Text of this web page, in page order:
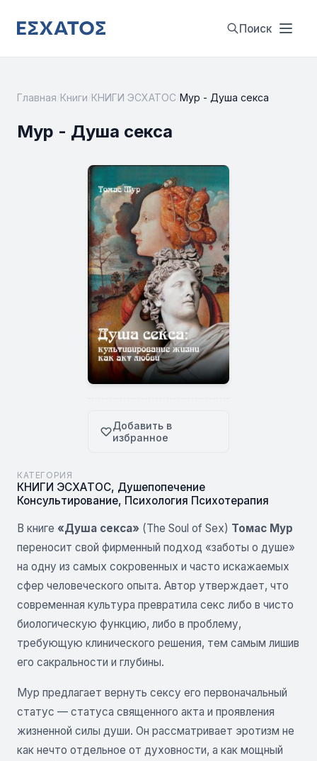
Поиск
Главная Книги КНИГИ ЭСХАТОС Мур - Душа секса
Мур - Душа секса
Добавить в
избранное
КАТЕГОРИЯ
КНИГИ ЭСХАТОС, Душепопечение
Консультирование, Психология Психотерапия
В книге «Душа секса» (The Soul of Sex) Томас Мур
переносит свой фирменный подход «заботы о душе»
на одну из самых сокровенных и часто искажаемых
сфер человеческого опыта. Автор утверждает, что
современная культура превратила секс либо в чисто
биологическую функцию, либо в проблему,
требующую клинического решения, тем самым лишив
его сакральности и глубины.
Мур предлагает вернуть сексу его первоначальный
статус — статуса священного акта и проявления
жизненной силы души. Он рассматривает эротизм не
как нечто отдельное от духовности, а как мощный